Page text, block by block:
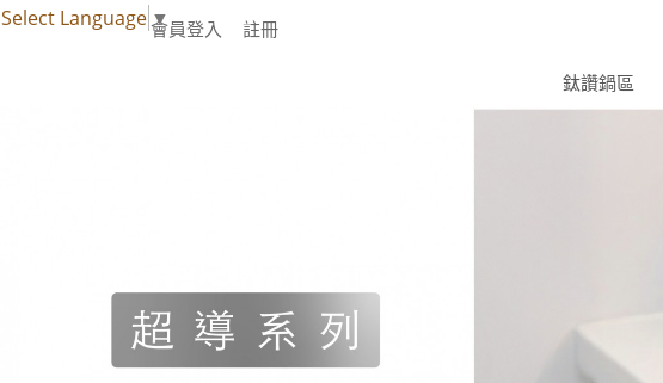
Select Language ▼
會員登入 註冊
鈦讚鍋區